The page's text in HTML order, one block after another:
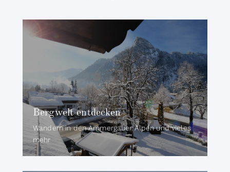
Bergwelt entdecken
Wandern in den Ammergauer Alpen und vieles
mehr